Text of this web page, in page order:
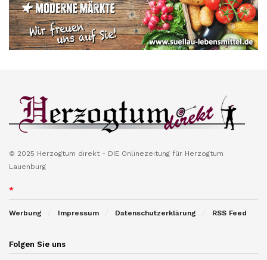
© 2025 Herzogtum direkt - DIE Onlinezeitung für Herzogtum
Lauenburg
*
Werbung Impressum Datenschutzerklärung RSS Feed
Folgen Sie uns